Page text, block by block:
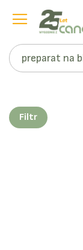
Szukaj
Filtr